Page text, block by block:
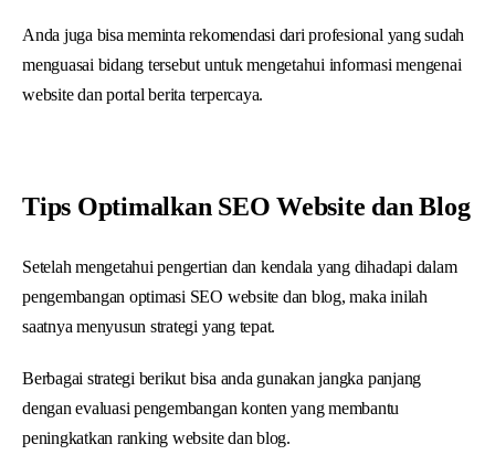
Anda juga bisa meminta rekomendasi dari profesional yang sudah
menguasai bidang tersebut untuk mengetahui informasi mengenai
website dan portal berita terpercaya.
Tips Optimalkan SEO Website dan Blog
Setelah mengetahui pengertian dan kendala yang dihadapi dalam
pengembangan optimasi SEO website dan blog, maka inilah
saatnya menyusun strategi yang tepat.
Berbagai strategi berikut bisa anda gunakan jangka panjang
dengan evaluasi pengembangan konten yang membantu
peningkatkan ranking website dan blog.